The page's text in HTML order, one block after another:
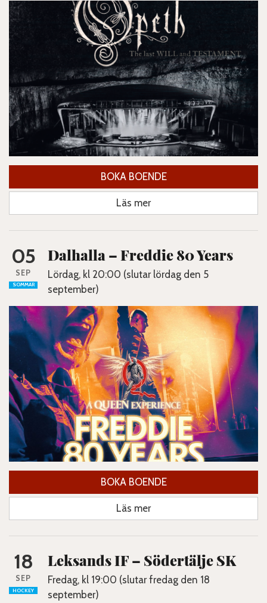
BOKA BOENDE
Läs mer
05
SEP
SOMMAR
Dalhalla – Freddie 80 Years
Lördag, kl 20:00 (slutar lördag den 5
september)
BOKA BOENDE
Läs mer
18
SEP
HOCKEY
Leksands IF – Södertälje SK
Fredag, kl 19:00 (slutar fredag den 18
september)